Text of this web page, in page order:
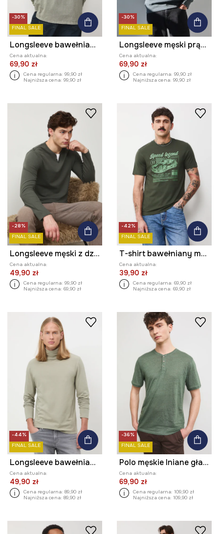
-30%
FINAL SALE
Longsleeve bawełniany męski z nadrukami
Cena aktualna:
69,90 zł
Cena regularna: 99,90 zł
Najniższa cena: 99,90 zł
-30%
FINAL SALE
Longsleeve męski prążkowany kolor zielony
Cena aktualna:
69,90 zł
Cena regularna: 99,90 zł
Najniższa cena: 99,90 zł
-28%
FINAL SALE
Longsleeve męski z dzianiny strukturalnej z elastanem
Cena aktualna:
49,90 zł
Cena regularna: 99,90 zł
Najniższa cena: 69,90 zł
-42%
FINAL SALE
T-shirt bawełniany męski z nadrukiem
Cena aktualna:
39,90 zł
Cena regularna: 69,90 zł
Najniższa cena: 69,90 zł
-44%
FINAL SALE
Longsleeve bawełniany męski z domieszką elastanu gładki
Cena aktualna:
49,90 zł
Cena regularna: 89,90 zł
Najniższa cena: 89,90 zł
-36%
FINAL SALE
Polo męskie lniane gładkie
Cena aktualna:
69,90 zł
Cena regularna: 109,90 zł
Najniższa cena: 109,90 zł